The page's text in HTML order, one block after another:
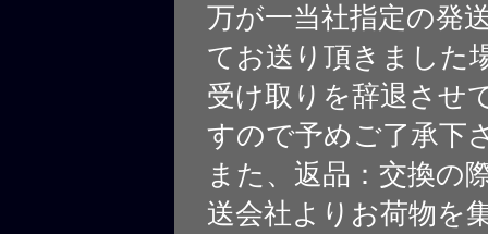
万が一当社指定の発
てお送り頂きました
受け取りを辞退させ
すので予めご了承下
また、返品：交換の
送会社よりお荷物を